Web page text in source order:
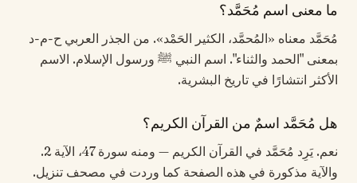
ما معنى اسم مُحَمَّد؟
مُحَمَّد معناه «المُحمَّد، الكثير الحَمْد». من الجذر العربي ح-م-د
بمعنى "الحمد والثناء". اسم النبي ﷺ ورسول الإسلام. الاسم
الأكثر انتشارًا في تاريخ البشرية.
هل مُحَمَّد اسمٌ من القرآن الكريم؟
نعم. يَرِد مُحَمَّد في القرآن الكريم — ومنه سورة 47، الآية 2.
والآية مذكورة في هذه الصفحة كما وردت في مصحف تنزيل.